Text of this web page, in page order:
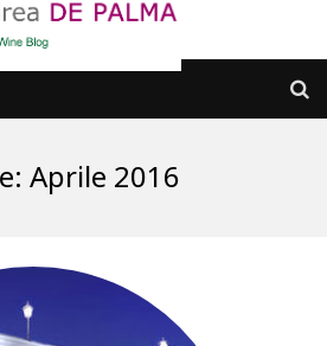
Aprile 2016